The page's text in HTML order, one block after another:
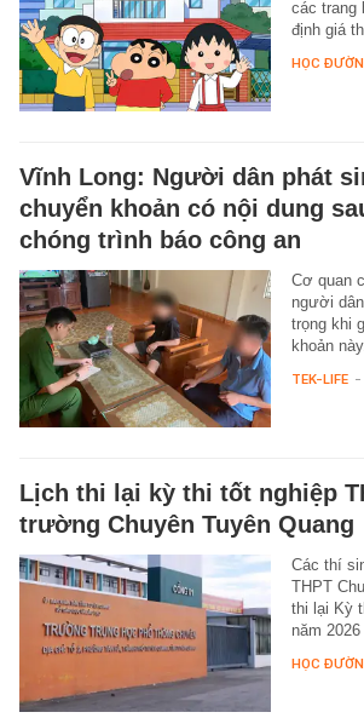
các trang
định giá
HỌC
Vĩnh Long: Người dân phát
chuyển khoản có nội dung
chóng trình báo công an
Cơ quan
người
trọng khi
khoản này.
TEK-LIFE -
Lịch thi lại kỳ thi tốt nghiệp
trường Chuyên Tuyên Quang
Các thí
THPT
thi lại Kỳ
năm
HỌC